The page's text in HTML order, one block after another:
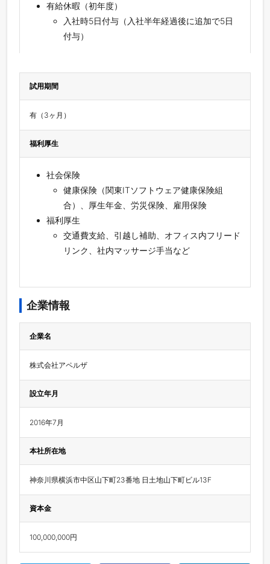
有給休暇（初年度）
入社時5日付与（入社半年経過後に追加で5日
付与）
試用期間
有（3ヶ⽉）
福利厚生
社会保険
健康保険（関東ITソフトウェア健康保険組
合）、厚⽣年⾦、労災保険、雇⽤保険
福利厚生
交通費支給、引越し補助、オフィス内フリード
リンク、社内マッサージ手当など
企業情報
企業名
株式会社アペルザ
設立年月
2016年7月
本社所在地
神奈川県横浜市中区山下町23番地 日土地山下町ビル13F
資本金
100,000,000円